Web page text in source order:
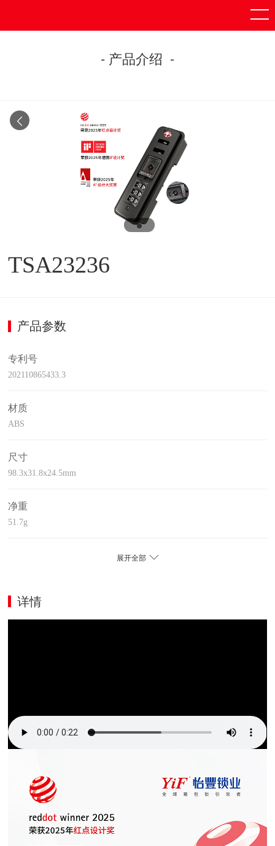
- 产品介绍 -
TSA23236
产品参数
专利号
202110865433.3
材质
ABS
尺寸
98.3x31.8x24.5mm
净重
51.7g
展开全部
详情